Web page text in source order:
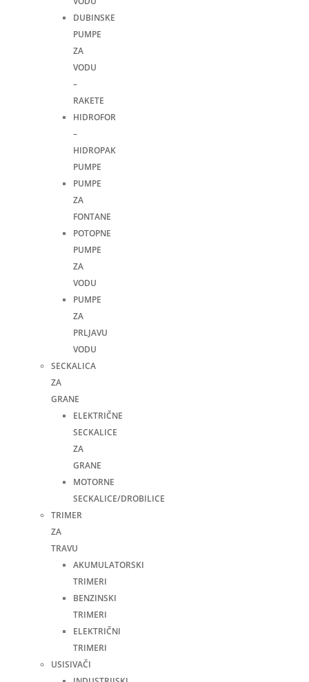
DUBINSKE
PUMPE
ZA
VODU
–
RAKETE
HIDROFOR
–
HIDROPAK
PUMPE
PUMPE
ZA
FONTANE
POTOPNE
PUMPE
ZA
VODU
PUMPE
ZA
PRLJAVU
VODU
SECKALICA
ZA
GRANE
ELEKTRIČNE
SECKALICE
ZA
GRANE
MOTORNE
SECKALICE/DROBILICE
TRIMER
ZA
TRAVU
AKUMULATORSKI
TRIMERI
BENZINSKI
TRIMERI
ELEKTRIČNI
TRIMERI
USISIVAČI